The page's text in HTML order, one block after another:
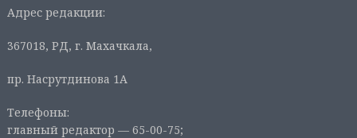
Адрес редакции:
367018, РД, г. Махачкала,
пр. Насрутдинова 1А
Телефоны:
главный редактор — 65-00-75;